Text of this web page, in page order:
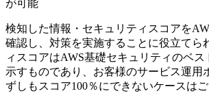
検知した情報・セキュリティスコアを
確認し、対策を実施することに役立てら
ィスコアはAWS基礎セキュリティのベ
示すものであり、お客様のサービス運用
ずしもスコア100％にできないケースはご